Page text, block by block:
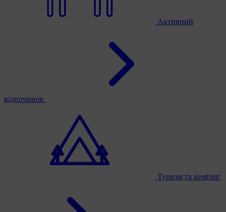
Активний
відпочинок
Туризм та кемпінг